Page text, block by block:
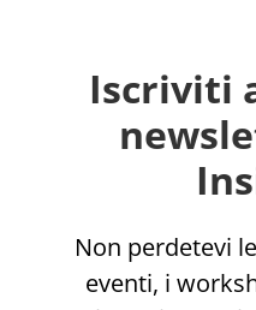
Iscriviti
Non perdetevi
eventi, i